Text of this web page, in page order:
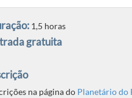
1,5 horas
gratuita
na página do Planetário do